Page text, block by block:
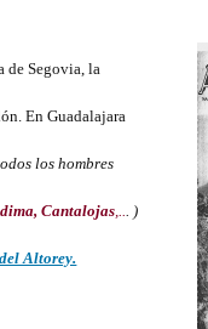
de Segovia, la
En Guadalajara
los hombres
Cantalojas,... )
Altorey.